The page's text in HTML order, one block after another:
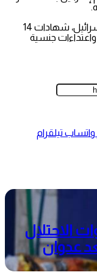
وتضمن تقرير نيويورك تايمز الذي أثار غضب إسرائيل، شهادات 14
جنسية
واتساب تيلقرام
الاحتلال
عدوان